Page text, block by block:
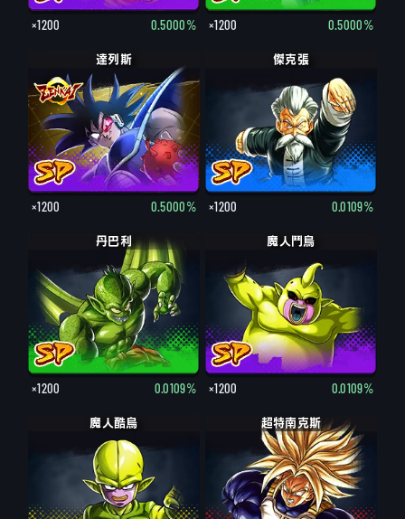
×1200 0.5000% ×1200 0.5000%
達列斯
×1200 0.5000%
傑克張
×1200 0.0109%
丹巴利
×1200 0.0109%
魔人鬥烏
×1200 0.0109%
魔人酷烏 超特南克斯